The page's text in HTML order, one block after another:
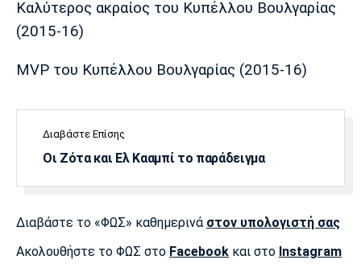
Καλύτερος ακραίος του Κυπέλλου Βουλγαρίας
(2015-16)
MVP του Κυπέλλου Βουλγαρίας (2015-16)
Διαβάστε Επίσης
Οι Ζότα και Ελ Κααμπί το παράδειγμα
Διαβάστε το «ΦΩΣ» καθημερινά στον υπολογιστή σας
Ακολουθήστε το ΦΩΣ στο Facebook και στο Instagram